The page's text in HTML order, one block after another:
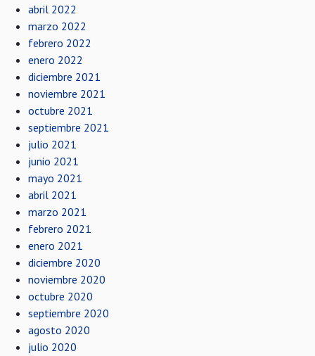
abril 2022
marzo 2022
febrero 2022
enero 2022
diciembre 2021
noviembre 2021
octubre 2021
septiembre 2021
julio 2021
junio 2021
mayo 2021
abril 2021
marzo 2021
febrero 2021
enero 2021
diciembre 2020
noviembre 2020
octubre 2020
septiembre 2020
agosto 2020
julio 2020